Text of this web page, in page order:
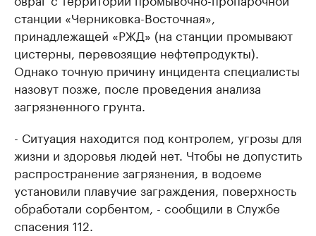
станции «Черниковка-Восточная»,
принадлежащей «РЖД» (на станции промывают
цистерны, перевозящие нефтепродукты).
Однако точную причину инцидента специалисты
назовут позже, после проведения анализа
загрязненного грунта.
- Ситуация находится под контролем, угрозы для
жизни и здоровья людей нет. Чтобы не допустить
распространение загрязнения, в водоеме
установили плавучие заграждения, поверхность
обработали сорбентом, - сообщили в Службе
спасения 112.